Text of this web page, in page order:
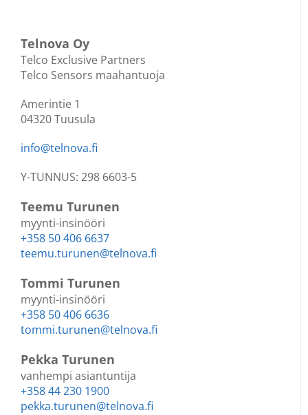
Telnova Oy
Telco Exclusive Partners
Telco Sensors maahantuoja
Amerintie 1
04320 Tuusula
info@telnova.fi
Y-TUNNUS: 298 6603-5
Teemu Turunen
myynti-insinööri
+358 50 406 6637
teemu.turunen@telnova.fi
Tommi Turunen
myynti-insinööri
+358 50 406 6636
tommi.turunen@telnova.fi
Pekka Turunen
vanhempi asiantuntija
+358 44 230 1900
pekka.turunen@telnova.fi